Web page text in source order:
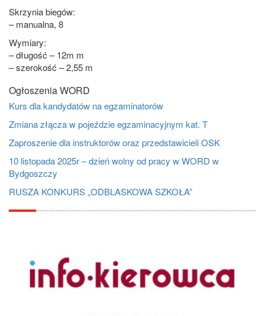
Skrzynia biegów:
– manualna, 8
Wymiary:
– długość – 12m m
– szerokość – 2,55 m
Ogłoszenia WORD
Kurs dla kandydatów na egzaminatorów
Zmiana złącza w pojeździe egzaminacyjnym kat. T
Zaproszenie dla instruktorów oraz przedstawicieli OSK
10 listopada 2025r – dzień wolny od pracy w WORD w
Bydgoszczy
RUSZA KONKURS „ODBLASKOWA SZKOŁA”